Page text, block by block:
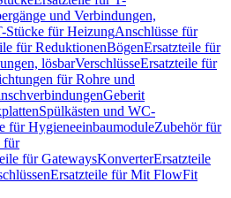
und Verbindungen,
Stücke für HeizungAnschlüsse für
für ReduktionenBögenErsatzteile für
lösbarVerschlüsseErsatzteile für
für Rohre und
Geberit
Spülkästen und WC-
für HygieneeinbaumoduleZubehör für
für
für GatewaysKonverterErsatzteile
Ersatzteile für Mit FlowFit